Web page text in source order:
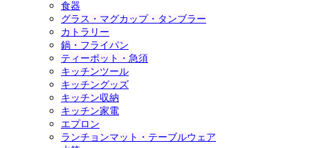
食器
グラス・マグカップ・タンブラー
カトラリー
鍋・フライパン
ティーポット・急須
キッチンツール
キッチングッズ
キッチン収納
キッチン家電
エプロン
ランチョンマット・テーブルウェア